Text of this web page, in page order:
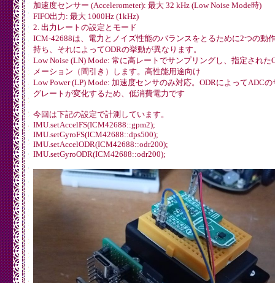
加速度センサー (Accelerometer): 最大 32 kHz (Low Noise Mode時)
FIFO出力: 最大 1000Hz (1kHz)
2. 出力レートの設定とモード
ICM-42688は、電力とノイズ性能のバランスをとるために2つの動
持ち、それによってODRの挙動が異なります。
Low Noise (LN) Mode: 常に高レートでサンプリングし、指定された
メーション（間引き）します。高性能用途向け
Low Power (LP) Mode: 加速度センサのみ対応。ODRによってADC
グレートが変化するため、低消費電力です
今回は下記の設定で計測しています。
IMU.setAccelFS(ICM42688::gpm2);
IMU.setGyroFS(ICM42688::dps500);
IMU.setAccelODR(ICM42688::odr200);
IMU.setGyroODR(ICM42688::odr200);